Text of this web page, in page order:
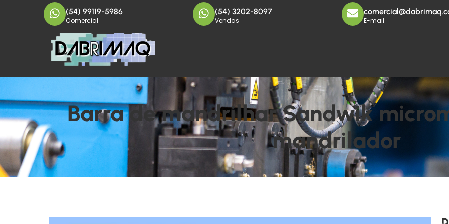
(54) 99119-5986
Comercial
(54) 3202-8097
Vendas E-mail
Barra de mandrilhar Sandwik
mandrilador